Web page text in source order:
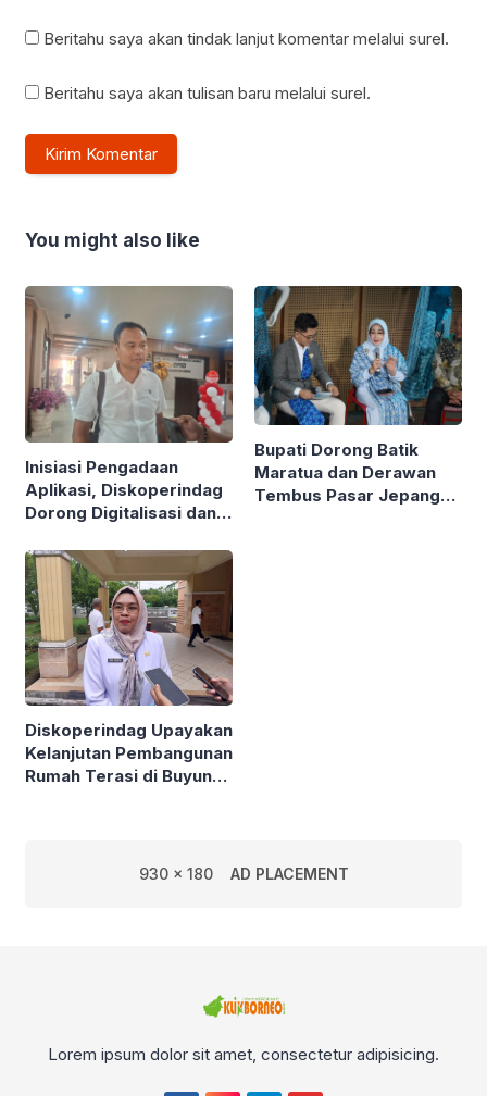
Beritahu saya akan tindak lanjut komentar melalui surel.
Beritahu saya akan tulisan baru melalui surel.
You might also like
Inisiasi Pengadaan
Aplikasi, Diskoperindag
Dorong Digitalisasi dan
UMKM
Bupati Dorong Batik
Maratua dan Derawan
Tembus Pasar Jepang
Diskoperindag Upayakan
Kelanjutan Pembangunan
Rumah Terasi di Buyung-
930 x 180 AD PLACEMENT
Lorem ipsum dolor sit amet, consectetur adipisicing.